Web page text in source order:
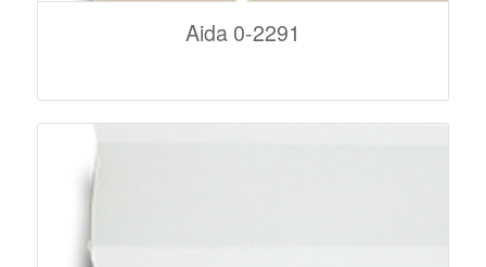
Aida 0-2291